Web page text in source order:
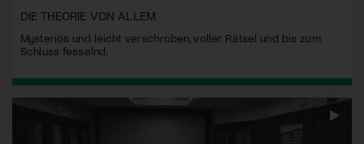
DIE THEORIE VON ALLEM
Mysteriös und leicht verschroben, voller Rätsel und bis zum
Schluss fesselnd.